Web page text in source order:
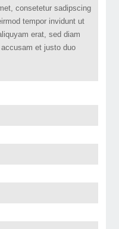
consetetur sadipscing
tempor invidunt ut
erat, sed diam
et justo duo